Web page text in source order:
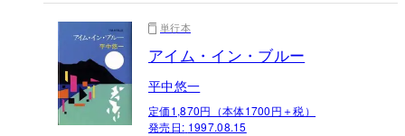
単行本
アイム・イン・ブルー
平中悠一
定価1,870円（本体1700円＋税）
発売日: 1997.08.15